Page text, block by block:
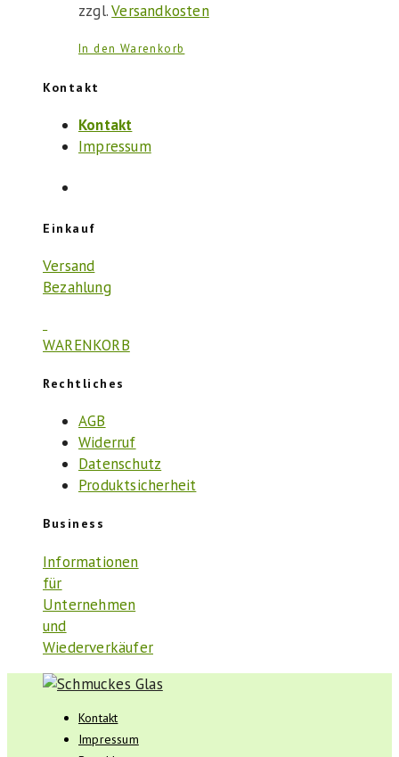
zzgl.Versandkosten
In den Warenkorb
Kontakt
Kontakt
Impressum
Einkauf
Versand
Bezahlung
WARENKORB
Rechtliches
AGB
Widerruf
Datenschutz
Produktsicherheit
Business
Informationen
für
Unternehmen
und
Wiederverkäufer
Kontakt
Impressum